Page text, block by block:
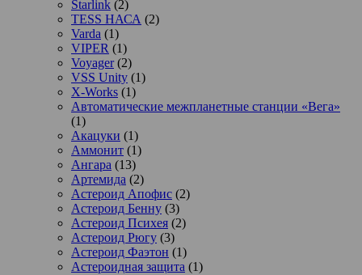
Starlink (2)
TESS НАСА (2)
Varda (1)
VIPER (1)
Voyager(2)
VSS Unity (1)
X-Works (1)
Автоматические межпланетные станции «Вега»
(1)
Акацуки (1)
Аммонит (1)
Ангара (13)
Артемида (2)
Астероид Апофис (2)
Астероид Бенну (3)
Астероид Психея (2)
Астероид Рюгу (3)
Астероид Фаэтон (1)
Астероидная защита (1)